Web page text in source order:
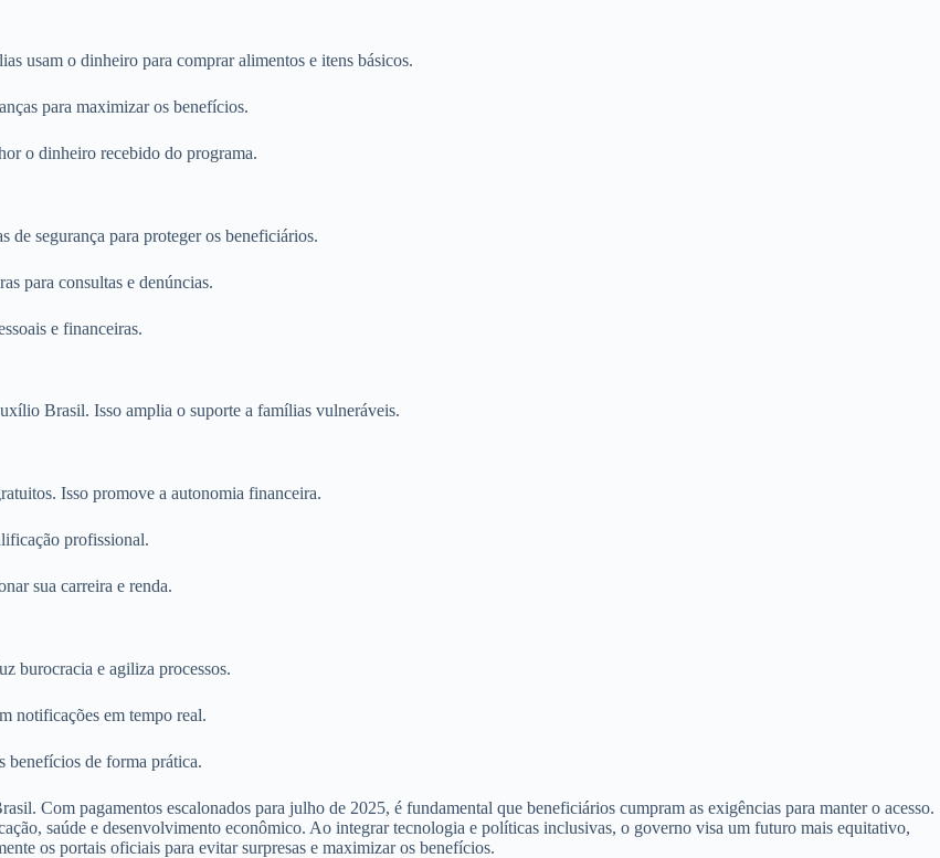
usam o dinheiro para comprar alimentos e itens básicos.
para maximizar os benefícios.
o dinheiro recebido do programa.
de segurança para proteger os beneficiários.
para consultas e denúncias.
e financeiras.
Brasil. Isso amplia o suporte a famílias vulneráveis.
Isso promove a autonomia financeira.
profissional.
sua carreira e renda.
burocracia e agiliza processos.
notificações em tempo real.
benefícios de forma prática.
Com pagamentos escalonados para julho de 2025, é fundamental que beneficiários cumpram as exigências para manter o acesso.
saúde e desenvolvimento econômico. Ao integrar tecnologia e políticas inclusivas, o governo visa um futuro mais equitativo,
os portais oficiais para evitar surpresas e maximizar os benefícios.